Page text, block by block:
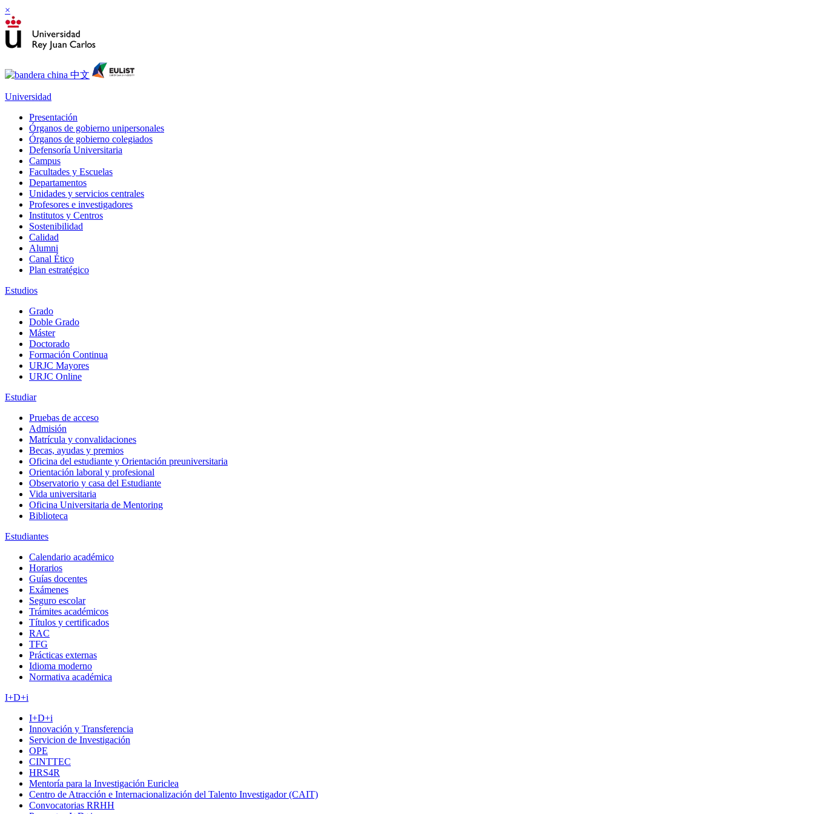
×
Universidad
Presentación
Órganos de gobierno unipersonales
Órganos de gobierno colegiados
Defensoría Universitaria
Campus
Facultades y Escuelas
Departamentos
Unidades y servicios centrales
Profesores e investigadores
Institutos y Centros
Sostenibilidad
Calidad
Alumni
Canal Ético
Plan estratégico
Estudios
Grado
Doble Grado
Máster
Doctorado
Formación Continua
URJC Mayores
URJC Online
Estudiar
Pruebas de acceso
Admisión
Matrícula y convalidaciones
Becas, ayudas y premios
Oficina del estudiante y Orientación preuniversitaria
Orientación laboral y profesional
Observatorio y casa del Estudiante
Vida universitaria
Oficina Universitaria de Mentoring
Biblioteca
Estudiantes
Calendario académico
Horarios
Guías docentes
Exámenes
Seguro escolar
Trámites académicos
Títulos y certificados
RAC
TFG
Prácticas externas
Idioma moderno
Normativa académica
I+D+i
I+D+i
Innovación y Transferencia
Servicion de Investigación
OPE
CINTTEC
HRS4R
Mentoría para la Investigación Euriclea
Centro de Atracción e Internacionalización del Talento Investigador (CAIT)
Convocatorias RRHH